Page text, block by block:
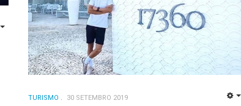
TURISMO 30 SETEMBRO 2019